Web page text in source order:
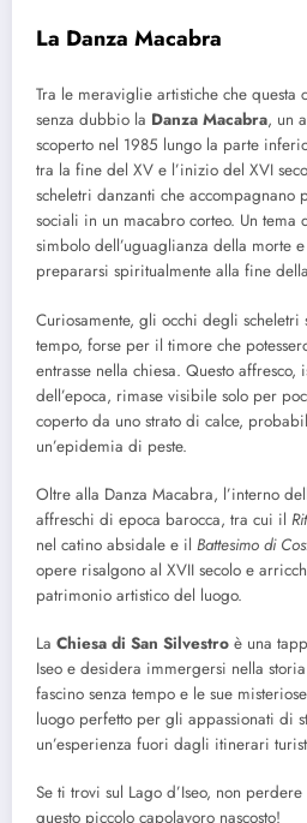
La Danza Macabra
Tra le meraviglie artistiche che questa
senza dubbio la Danza Macabra, un
scoperto nel 1985 lungo la parte
tra la fine del XV e l’inizio del XVI
scheletri danzanti che accompagnano
sociali in un macabro corteo. Un tema
simbolo dell’uguaglianza della morte
prepararsi spiritualmente alla fine
Curiosamente, gli occhi degli scheletri
tempo, forse per il timore che
entrasse nella chiesa. Questo
dell’epoca, rimase visibile solo per
coperto da uno strato di calce,
un’epidemia di peste.
Oltre alla Danza Macabra, l’interno
affreschi di epoca barocca, tra cui il
nel catino absidale e il Battesimo di
opere risalgono al XVII secolo e
patrimonio artistico del luogo.
La Chiesa di San Silvestro è una
Iseo e desidera immergersi nella
fascino senza tempo e le sue
luogo perfetto per gli appassionati di
un’esperienza fuori dagli itinerari
Se ti trovi sul Lago d’Iseo, non
questo piccolo capolavoro nascosto!